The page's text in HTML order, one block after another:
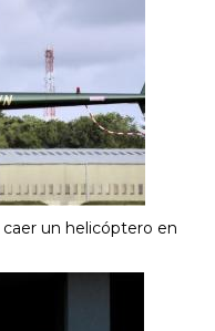
un helicóptero en